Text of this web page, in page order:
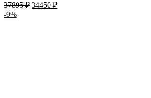
37895₽ 34450 ₽
-9%